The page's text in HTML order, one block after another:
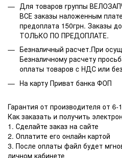
Для товаров группы
ВСЕ заказы наложенным
предоплата 150грн. Заказы
ТОЛЬКО ПО ПРЕДОПЛАТЕ.
Безналичный расчет.При
Безналичному расчету
оплаты товаров с НДС или
На карту Приват банка ФОП
Гарантия от производителя от
Как заказать и получить
1. Сделайте заказ на сайте
2. Оплатите его онлайн картой
3. После оплаты файл будет
личном кабинете